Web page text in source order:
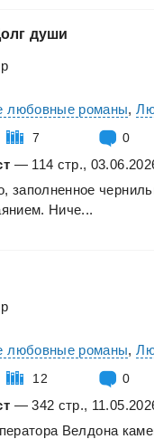
души
любовные романы,
7 0
— 114 стр.,
заполненное
Ниче...
любовные романы,
12 0
— 342 стр.,
Велдона